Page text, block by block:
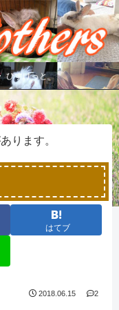
びすけっと
ります。
はてブ
2018.06.15 2